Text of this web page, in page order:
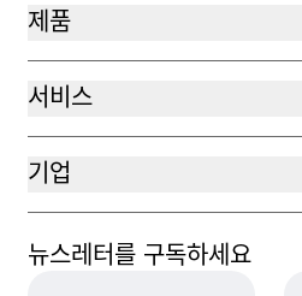
제품
서비스
기업
뉴스레터를 구독하세요